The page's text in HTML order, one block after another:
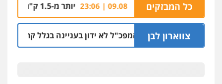
כל המבזקים
מגורים בחולון 09.08 | 23:06 יותר מ-1.5 ק"ג קריסטל אותר בתוך רכב בצומת בית קמה
צווארון לבן
שושן דורשת שהמפכ"ל לא ידון בעניינה בגלל קרבתו לתנ"צ